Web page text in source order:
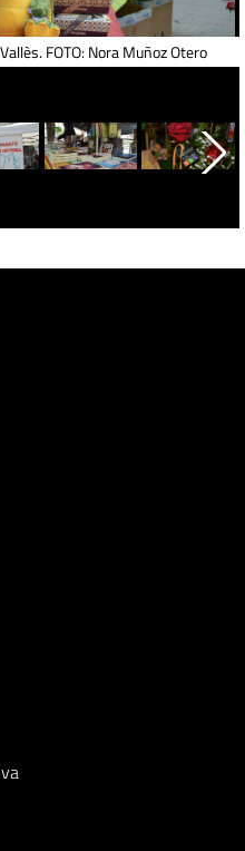
FOTO: Nora Muñoz Otero